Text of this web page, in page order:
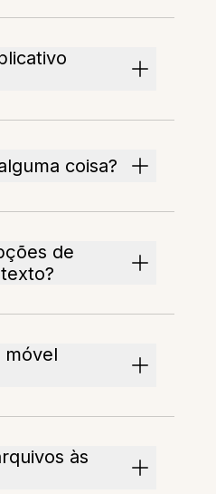
coisa?
de
móvel
às